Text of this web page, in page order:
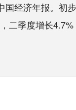
经济年报。初
二季度增长4.7%